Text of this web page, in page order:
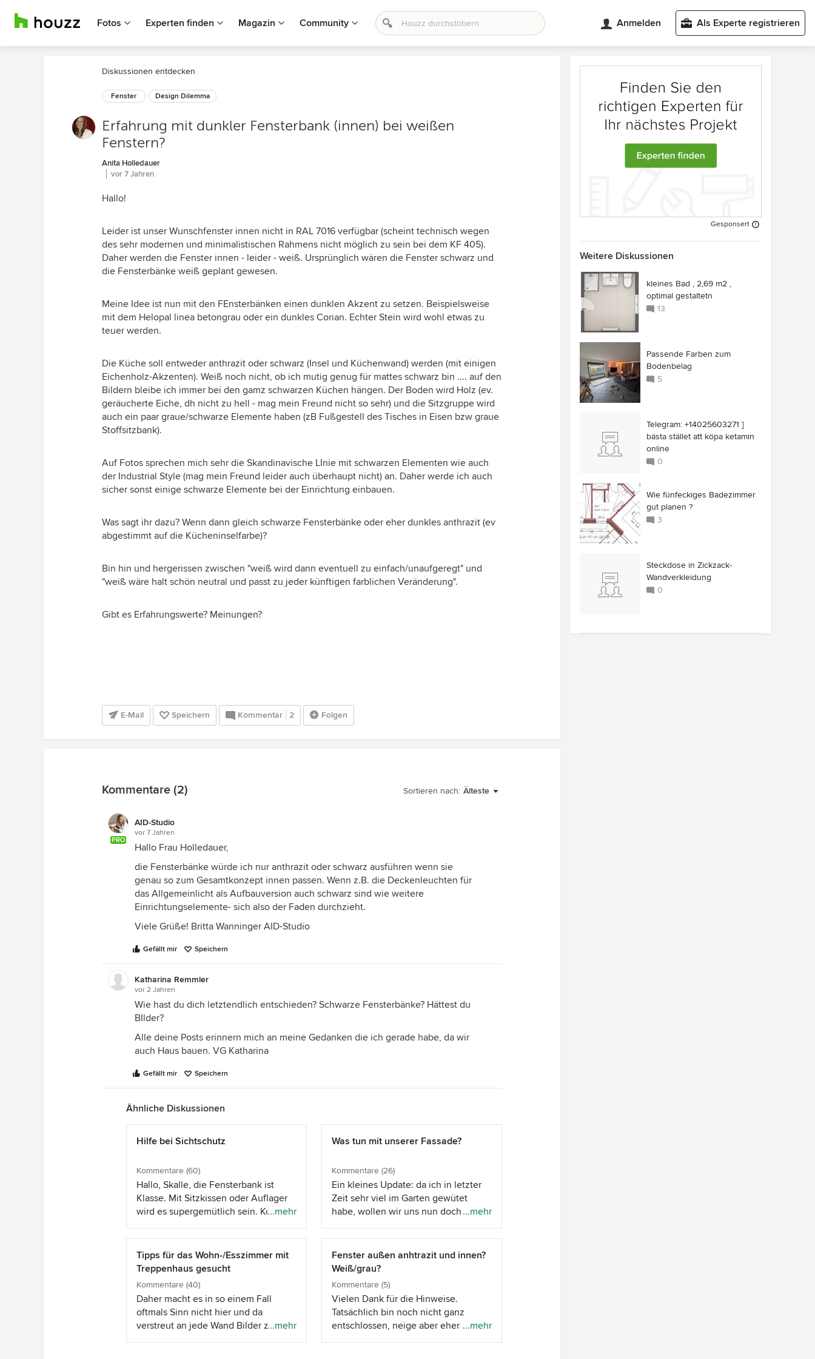
Fotos Experten finden Magazin Community Anmelden Als Experte registrieren
Diskussionen entdecken
Fenster Design Dilemma
Erfahrung mit dunkler Fensterbank (innen) bei weißen
Fenstern?
Anita Holledauer
vor 7 Jahren
Hallo!
Leider ist unser Wunschfenster innen nicht in RAL 7016 verfügbar (scheint technisch wegen
des sehr modernen und minimalistischen Rahmens nicht möglich zu sein bei dem KF 405).
Daher werden die Fenster innen - leider - weiß. Ursprünglich wären die Fenster schwarz und
die Fensterbänke weiß geplant gewesen.
Meine Idee ist nun mit den FEnsterbänken einen dunklen Akzent zu setzen. Beispielsweise
mit dem Helopal linea betongrau oder ein dunkles Corian. Echter Stein wird wohl etwas zu
teuer werden.
Die Küche soll entweder anthrazit oder schwarz (Insel und Küchenwand) werden (mit einigen
Eichenholz-Akzenten). Weiß noch nicht, ob ich mutig genug für mattes schwarz bin .... auf den
Bildern bleibe ich immer bei den gamz schwarzen Küchen hängen. Der Boden wird Holz (ev.
geräucherte Eiche, dh nicht zu hell - mag mein Freund nicht so sehr) und die Sitzgruppe wird
auch ein paar graue/schwarze Elemente haben (zB Fußgestell des Tisches in Eisen bzw graue
Stoffsitzbank).
Auf Fotos sprechen mich sehr die Skandinavische LInie mit schwarzen Elementen wie auch
der Industrial Style (mag mein Freund leider auch überhaupt nicht) an. Daher werde ich auch
sicher sonst einige schwarze Elemente bei der Einrichtung einbauen.
Was sagt ihr dazu? Wenn dann gleich schwarze Fensterbänke oder eher dunkles anthrazit (ev
abgestimmt auf die Kücheninselfarbe)?
Bin hin und hergerissen zwischen "weiß wird dann eventuell zu einfach/unaufgeregt" und
"weiß wäre halt schön neutral und passt zu jeder künftigen farblichen Veränderung".
Gibt es Erfahrungswerte? Meinungen?
E-Mail Speichern Kommentar 2 Folgen
Sortieren nach: Älteste
Kommentare (2)
PRO
AID-Studio
vor 7 Jahren
Hallo Frau Holledauer,
die Fensterbänke würde ich nur anthrazit oder schwarz ausführen wenn sie
genau so zum Gesamtkonzept innen passen. Wenn z.B. die Deckenleuchten für
das Allgemeinlicht als Aufbauversion auch schwarz sind wie weitere
Einrichtungselemente- sich also der Faden durchzieht.
Viele Grüße! Britta Wanninger AID-Studio
Gefällt mir Speichern
Katharina Remmler
vor 2 Jahren
Wie hast du dich letztendlich entschieden? Schwarze Fensterbänke? Hättest du
BIlder?
Alle deine Posts erinnern mich an meine Gedanken die ich gerade habe, da wir
auch Haus bauen. VG Katharina
Gefällt mir Speichern
Ähnliche Diskussionen
Hilfe bei Sichtschutz
Kommentare (60)
Hallo, Skalle, die Fensterbank ist
Klasse. Mit Sitzkissen oder Auflager
wird es supergemütlich sein. Kommt
man sich vor wie eine Katze... Es gibt
auch schmale Matratzen,
Spezialanfertigungen für z.B.
Segelboote. Das könnte ich mir auch
ganz gut vorstellen. Aus Schaumstoff
könnte man es auch sehr einfach
selber machen, nach so einer
Hausrenovierung ist ja das Budget
meist überstrapaziert...
...mehr
Was tun mit unserer Fassade?
Kommentare (26)
Ein kleines Update: da ich in letzter
Zeit sehr viel im Garten gewütet
habe, wollen wir uns nun doch auch
nochmal der Außengestaltung des
Hauses widmen. Wir lassen uns jetzt
gerade verschiedene
Kostenvoranschläge für das Streichen
der Fassade und eine neue Haustür
machen. Farblich soll es ein helles
grau werden, damit es zu den
weißen Fenstern noch ein wenig
Kontrast gibt. Wie es aussieht wird
die Haustür nun rot :) Sobald es
...mehr
Tipps für das Wohn-/Esszimmer mit
Treppenhaus gesucht
Kommentare (40)
Daher macht es in so einem Fall
oftmals Sinn nicht hier und da
verstreut an jede Wand Bilder zu
hängen sondern sich gezielt eine
...mehr
Fenster außen anhtrazit und innen?
Weiß/grau?
Kommentare (5)
Vielen Dank für die Hinweise.
Tatsächlich bin noch nicht ganz
entschlossen, neige aber eher zu
anthrazit (auch auf der Innenseite),
...mehr
Gesponsert
Weitere Diskussionen
kleines Bad , 2,69 m2 ,
optimal gestaltetn
13
Passende Farben zum
Bodenbelag
5
Telegram: +14025603271 ]
bästa stället att köpa ketamin
online
0
Wie fünfeckiges Badezimmer
gut planen ?
3
Steckdose in Zickzack-
Wandverkleidung
0